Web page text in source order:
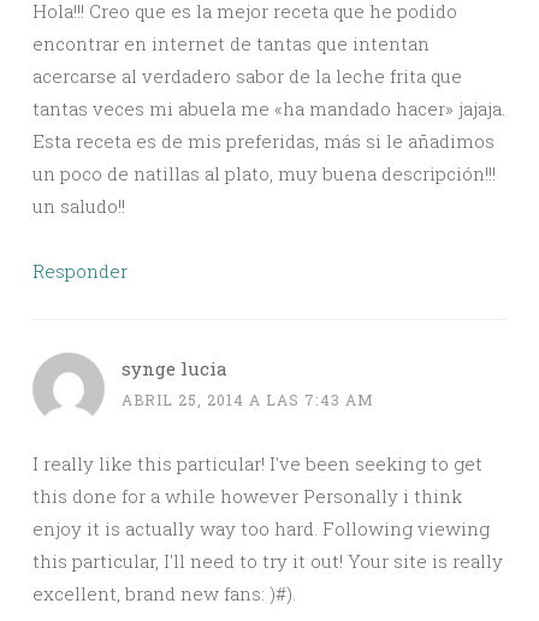
Hola!!! Creo que es la mejor receta que he podido
encontrar en internet de tantas que intentan
acercarse al verdadero sabor de la leche frita que
tantas veces mi abuela me «ha mandado hacer» jajaja.
Esta receta es de mis preferidas, más si le añadimos
un poco de natillas al plato, muy buena descripción!!!
un saludo!!
Responder
synge lucia
ABRIL 25, 2014 A LAS 7:43 AM
I really like this particular! I've been seeking to get
this done for a while however Personally i think
enjoy it is actually way too hard. Following viewing
this particular, I'll need to try it out! Your site is really
excellent, brand new fans: )#).